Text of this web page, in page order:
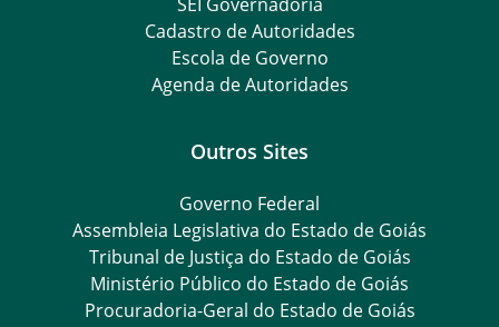
Cadastro de Autoridades
Escola de Governo
Agenda de Autoridades
Outros Sites
Governo Federal
Assembleia Legislativa do Estado de Goiás
Tribunal de Justiça do Estado de Goiás
Ministério Público do Estado de Goiás
Procuradoria-Geral do Estado de Goiás